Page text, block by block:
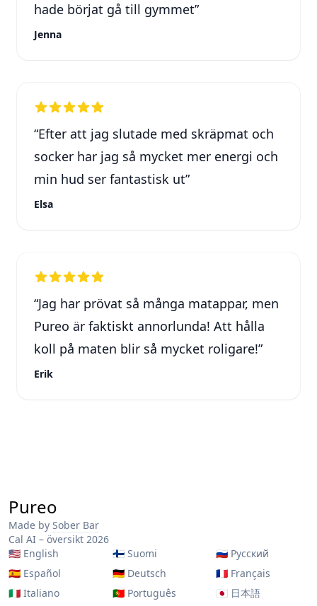
hade börjat gå till gymmet”
Jenna
“Efter att jag slutade med skräpmat och
socker har jag så mycket mer energi och
min hud ser fantastisk ut”
Elsa
“Jag har prövat så många matappar, men
Pureo är faktiskt annorlunda! Att hålla
koll på maten blir så mycket roligare!”
Erik
Pureo
Made by Sober Bar
Cal AI – översikt 2026
🇺🇸 English 🇫🇮 Suomi 🇷🇺 Русский
🇪🇸 Español 🇩🇪 Deutsch 🇫🇷 Français
🇮🇹 Italiano 🇵🇹 Português 🇯🇵 日本語